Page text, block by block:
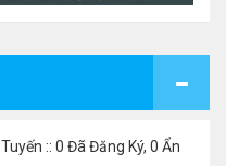
:: 0 Đã Đăng Ký, 0 Ẩn